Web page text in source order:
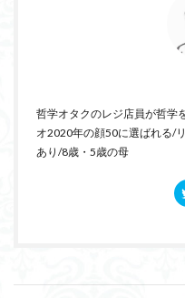
哲学オタクのレジ店員が哲学
オ2020年の顔50に選ばれる/
あり/8歳・5歳の母